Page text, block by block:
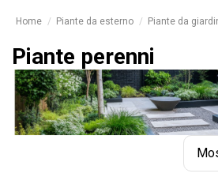
Home Piante da esterno Piante da
Piante perenni